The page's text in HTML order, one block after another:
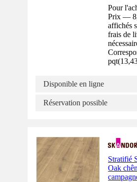
Pour
Prix —
affichés
frais de
pqt(
Disponible en ligne
Réservation possible
Stratifié
Oak